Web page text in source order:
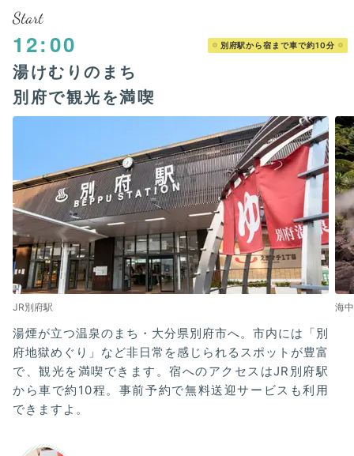
Start
12:00 別府駅から宿まで車で約10分
湯けむりのまち
別府で観光を満喫
JR別府駅 海
湯煙が立つ温泉のまち・大分県別府市へ。市内には「別
府地獄めぐり」など非日常を感じられるスポットが豊富
で、観光を満喫できます。宿へのアクセスはJR別府駅
から車で約10程。事前予約で無料送迎サービスも利用
できますよ。